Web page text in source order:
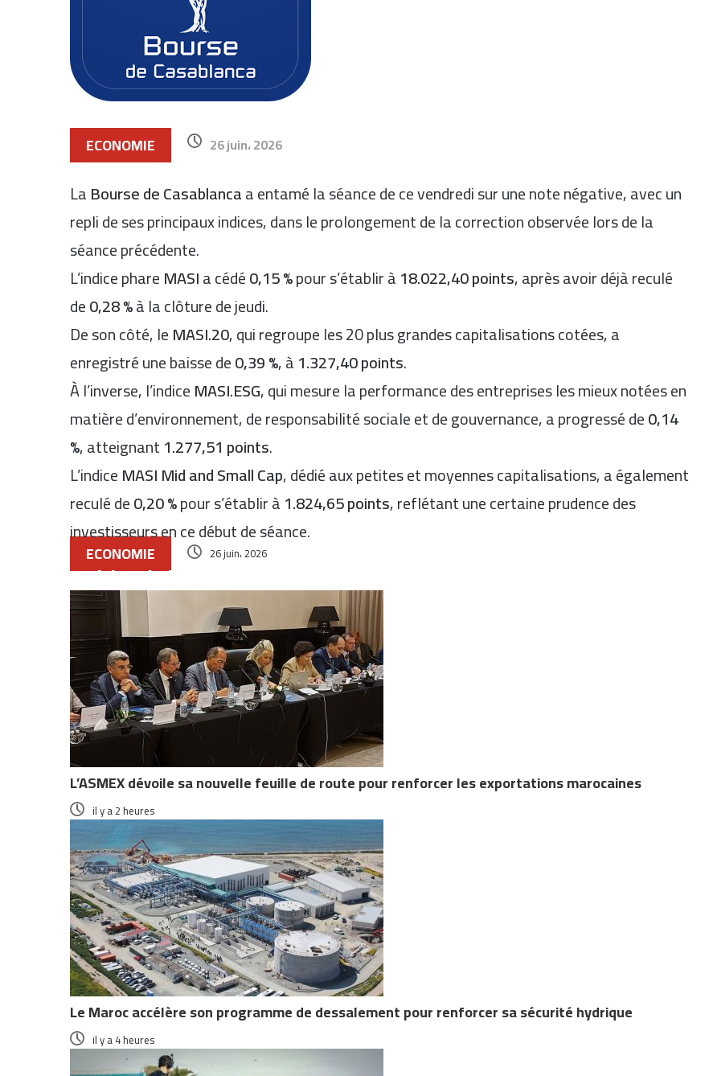
ECONOMIE 26 juin، 2026
LaBourse de Casablancaa entamé la séance de ce vendredi sur une note négative, avec un
repli de ses principaux indices, dans le prolongement de la correction observée lors de la
séance précédente.
L’indice phareMASIa cédé0,15 %pour s’établir à18.022,40 points, après avoir déjà reculé
de0,28 %à la clôture de jeudi.
De son côté, leMASI.20, qui regroupe les 20 plus grandes capitalisations cotées, a
enregistré une baisse de0,39 %, à1.327,40 points.
À l’inverse, l’indiceMASI.ESG, qui mesure la performance des entreprises les mieux notées en
matière d’environnement, de responsabilité sociale et de gouvernance, a progressé de0,14
%, atteignant1.277,51 points.
L’indiceMASI Mid and Small Cap, dédié aux petites et moyennes capitalisations, a également
reculé de0,20 %pour s’établir à1.824,65 points, reflétant une certaine prudence des
investisseurs en ce début de séance.
ECONOMIE 26 juin، 2026
Articles similaires
L’ASMEX dévoile sa nouvelle feuille de route pour renforcer les exportations marocaines
il y a 2 heures
Le Maroc accélère son programme de dessalement pour renforcer sa sécurité hydrique
il y a 4 heures